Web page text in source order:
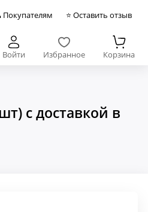
Покупателям ⭐ Оставить отзыв
Войти Избранное Корзина
с доставкой в